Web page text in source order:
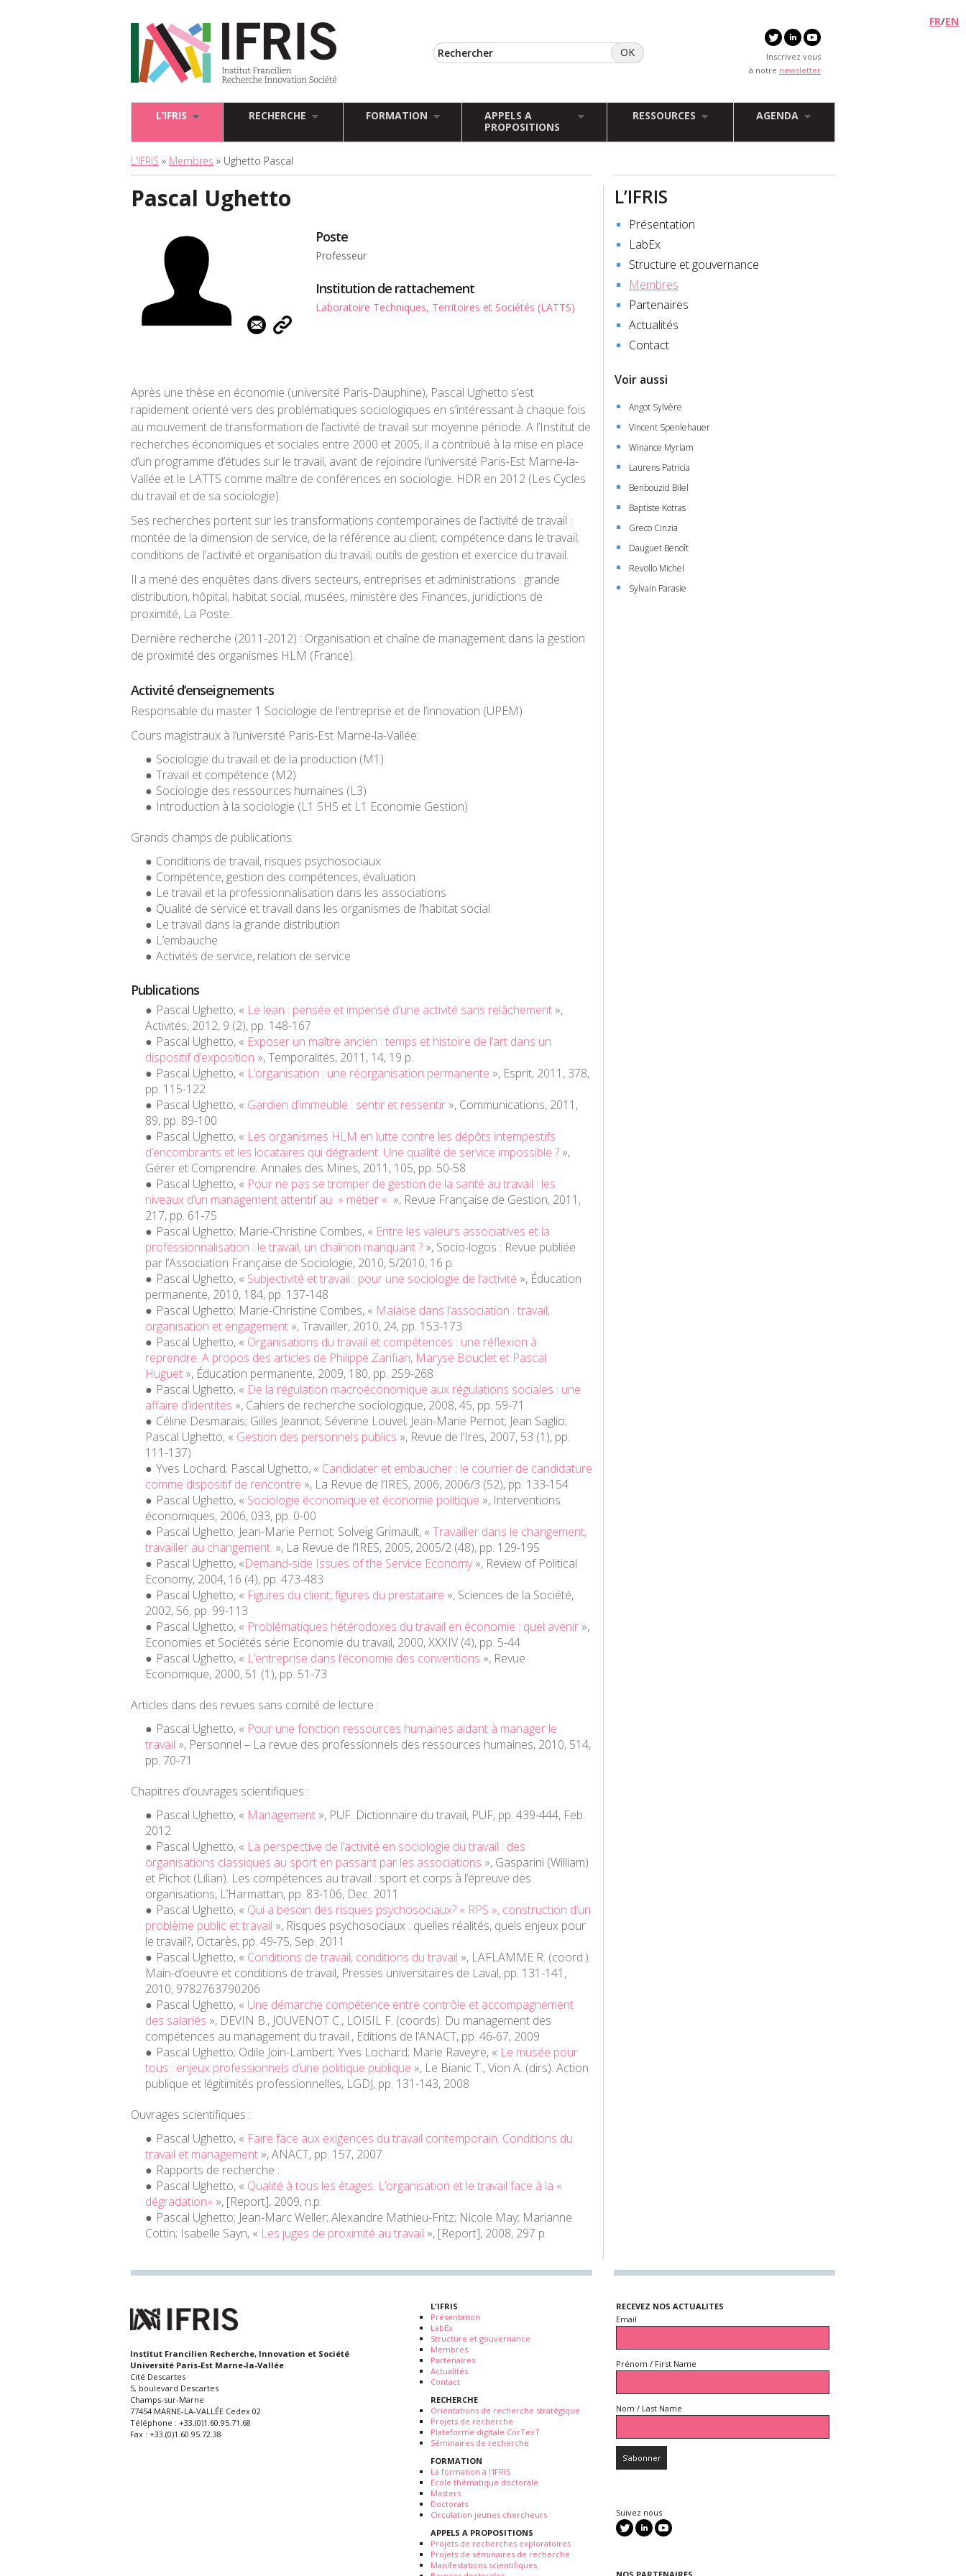
Inscrivez vous
à notre newsletter
FR/EN
L’IFRIS RECHERCHE FORMATION
APPELS A
PROPOSITIONS
RESSOURCES AGENDA
L'IFRIS » Membres » Ughetto Pascal
Pascal Ughetto
Poste
Professeur
Institution de rattachement
Laboratoire Techniques, Territoires et Sociétés (LATTS)
Après une thèse en économie (université Paris-Dauphine), Pascal Ughetto s’est
rapidement orienté vers des problématiques sociologiques en s’intéressant à chaque fois
au mouvement de transformation de l’activité de travail sur moyenne période. A l’Institut de
recherches économiques et sociales entre 2000 et 2005, il a contribué à la mise en place
d’un programme d’études sur le travail, avant de rejoindre l’université Paris-Est Marne-la-
Vallée et le LATTS comme maître de conférences en sociologie. HDR en 2012 (Les Cycles
du travail et de sa sociologie).
Ses recherches portent sur les transformations contemporaines de l’activité de travail :
montée de la dimension de service, de la référence au client; compétence dans le travail;
conditions de l’activité et organisation du travail; outils de gestion et exercice du travail.
Il a mené des enquêtes dans divers secteurs, entreprises et administrations : grande
distribution, hôpital, habitat social, musées, ministère des Finances, juridictions de
proximité, La Poste.
Dernière recherche (2011-2012) : Organisation et chaîne de management dans la gestion
de proximité des organismes HLM (France).
Activité d’enseignements
Responsable du master 1 Sociologie de l’entreprise et de l’innovation (UPEM)
Cours magistraux à l’université Paris-Est Marne-la-Vallée:
Sociologie du travail et de la production (M1)
Travail et compétence (M2)
Sociologie des ressources humaines (L3)
Introduction à la sociologie (L1 SHS et L1 Economie Gestion)
Grands champs de publications:
Conditions de travail, risques psychosociaux
Compétence, gestion des compétences, évaluation
Le travail et la professionnalisation dans les associations
Qualité de service et travail dans les organismes de l’habitat social
Le travail dans la grande distribution
L’embauche
Activités de service, relation de service
Publications
Pascal Ughetto, « Le lean : pensée et impensé d’une activité sans relâchement »,
Activités, 2012, 9 (2), pp. 148-167
Pascal Ughetto, « Exposer un maître ancien : temps et histoire de l’art dans un
dispositif d’exposition »,Temporalités, 2011, 14, 19 p.
Pascal Ughetto, « L’organisation : une réorganisation permanente », Esprit, 2011, 378,
pp. 115-122
Pascal Ughetto, « Gardien d’immeuble : sentir et ressentir », Communications, 2011,
89, pp. 89-100
Pascal Ughetto, « Les organismes HLM en lutte contre les dépôts intempestifs
d’encombrants et les locataires qui dégradent. Une qualité de service impossible ? »,
Gérer et Comprendre. Annales des Mines, 2011, 105, pp. 50-58
Pascal Ughetto, « Pour ne pas se tromper de gestion de la santé au travail : les
niveaux d’un management attentif au » métier « », Revue Française de Gestion, 2011,
217, pp. 61-75
Pascal Ughetto; Marie-Christine Combes, « Entre les valeurs associatives et la
professionnalisation : le travail, un chaînon manquant ? », Socio-logos : Revue publiée
par l’Association Française de Sociologie, 2010, 5/2010, 16 p.
Pascal Ughetto, « Subjectivité et travail : pour une sociologie de l’activité », Éducation
permanente, 2010, 184, pp. 137-148
Pascal Ughetto; Marie-Christine Combes, « Malaise dans l’association : travail,
organisation et engagement »,Travailler, 2010, 24, pp. 153-173
Pascal Ughetto, « Organisations du travail et compétences : une réflexion à
reprendre. A propos des articles de Philippe Zarifian, Maryse Bouclet et Pascal
Huguet », Éducation permanente, 2009, 180, pp. 259-268
Pascal Ughetto, « De la régulation macroéconomique aux régulations sociales : une
affaire d’identités », Cahiers de recherche sociologique, 2008, 45, pp. 59-71
Céline Desmarais; Gilles Jeannot; Séverine Louvel; Jean-Marie Pernot; Jean Saglio;
Pascal Ughetto, « Gestion des personnels publics », Revue de l’Ires, 2007, 53 (1), pp.
111-137)
Yves Lochard; Pascal Ughetto, « Candidater et embaucher : le courrier de candidature
comme dispositif de rencontre », La Revue de l’IRES, 2006, 2006/3 (52), pp. 133-154
Pascal Ughetto, « Sociologie économique et économie politique », Interventions
économiques, 2006, 033, pp. 0-00
Pascal Ughetto; Jean-Marie Pernot; Solveig Grimault, « Travailler dans le changement,
travailler au changement. », La Revue de l’IRES, 2005, 2005/2 (48), pp. 129-195
Pascal Ughetto, «Demand-side Issues of the Service Economy», Review of Political
Economy, 2004, 16 (4), pp. 473-483
Pascal Ughetto, « Figures du client, figures du prestataire », Sciences de la Société,
2002, 56, pp. 99-113
Pascal Ughetto, « Problématiques hétérodoxes du travail en économie : quel avenir »,
Economies et Sociétés série Economie du travail, 2000, XXXIV (4), pp. 5-44
Pascal Ughetto, « L’entreprise dans l’économie des conventions », Revue
Economique, 2000, 51 (1), pp. 51-73
Articles dans des revues sans comité de lecture :
Pascal Ughetto, « Pour une fonction ressources humaines aidant à manager le
travail », Personnel – La revue des professionnels des ressources humaines, 2010, 514,
pp. 70-71
Chapitres d’ouvrages scientifiques :
Pascal Ughetto, « Management », PUF. Dictionnaire du travail, PUF, pp. 439-444, Feb.
2012
Pascal Ughetto, « La perspective de l’activité en sociologie du travail : des
organisations classiques au sport en passant par les associations », Gasparini (William)
et Pichot (Lilian). Les compétences au travail : sport et corps à l’épreuve des
organisations, L’Harmattan, pp. 83-106, Dec. 2011
Pascal Ughetto, « Qui a besoin des risques psychosociaux? « RPS », construction d’un
problème public et travail », Risques psychosociaux : quelles réalités, quels enjeux pour
le travail?, Octarès, pp. 49-75, Sep. 2011
Pascal Ughetto, « Conditions de travail, conditions du travail », LAFLAMME R. (coord.).
Main-d’oeuvre et conditions de travail, Presses universitaires de Laval, pp. 131-141,
2010, 9782763790206
Pascal Ughetto, « Une démarche compétence entre contrôle et accompagnement
des salariés », DEVIN B., JOUVENOT C., LOISIL F. (coords). Du management des
compétences au management du travail., Editions de l’ANACT, pp. 46-67, 2009
Pascal Ughetto; Odile Join-Lambert; Yves Lochard; Marie Raveyre, « Le musée pour
tous : enjeux professionnels d’une politique publique », Le Bianic T., Vion A. (dirs). Action
publique et légitimités professionnelles, LGDJ, pp. 131-143, 2008
Ouvrages scientifiques :
Pascal Ughetto, « Faire face aux exigences du travail contemporain. Conditions du
travail et management », ANACT, pp. 157, 2007
Rapports de recherche :
Pascal Ughetto, « Qualité à tous les étages. L’organisation et le travail face à la «
dégradation» », [Report], 2009, n.p.
Pascal Ughetto; Jean-Marc Weller; Alexandre Mathieu-Fritz; Nicole May; Marianne
Cottin; Isabelle Sayn, « Les juges de proximité au travail », [Report], 2008, 297 p.
L’IFRIS
Présentation
LabEx
Structure et gouvernance
Membres
Partenaires
Actualités
Contact
Voir aussi
Angot Sylvère
Vincent Spenlehauer
Winance Myriam
Laurens Patricia
Benbouzid Bilel
Baptiste Kotras
Greco Cinzia
Dauguet Benoît
Revollo Michel
Sylvain Parasie
Institut Francilien Recherche, Innovation et Société
Université Paris-Est Marne-la-Vallée
Cité Descartes
5, boulevard Descartes
Champs-sur-Marne
77454 MARNE-LA-VALLÉE Cedex 02
Téléphone : +33.(0)1.60.95.71.68
Fax : +33.(0)1.60.95.72.38
L'IFRIS
Présentation
LabEx
Structure et gouvernance
Membres
Partenaires
Actualités
Contact
RECHERCHE
Orientations de recherche stratégique
Projets de recherche
Plateforme digitale CorTexT
Séminaires de recherche
FORMATION
La formation à l'IFRIS
Ecole thématique doctorale
Masters
Doctorats
Circulation jeunes chercheurs
APPELS A PROPOSITIONS
Projets de recherches exploratoires
Projets de séminaires de recherche
Manifestations scientifiques
RECEVEZ NOS ACTUALITES
Email
Prénom / First Name
Nom / Last Name
Suivez nous